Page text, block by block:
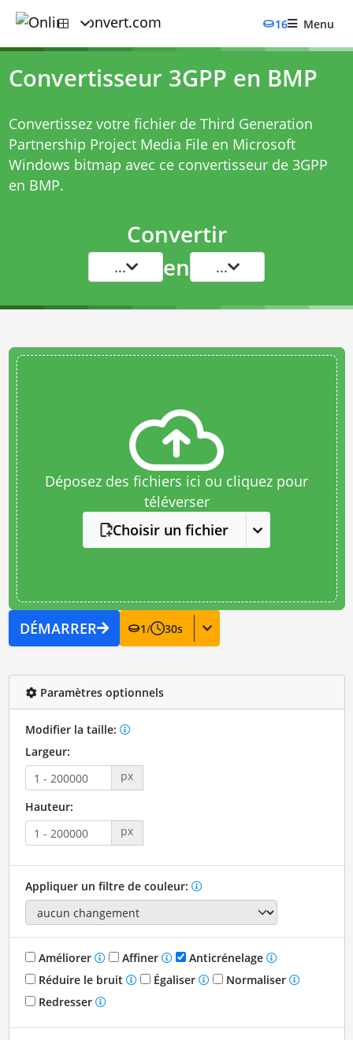
16 Menu
Convertisseur 3GPP en BMP
Convertissez votre fichier de Third Generation
Partnership Project Media File en Microsoft
Windows bitmap avec ce convertisseur de 3GPP
en BMP.
Convertir
... en ...
Déposez des fichiers ici ou cliquez pour
téléverser
Choisir un fichier
DÉMARRER 1/ 30s
Paramètres optionnels
Modifier la taille:
Largeur:
px
Hauteur:
px
Appliquer un filtre de couleur:
Améliorer Affiner
Anticrénelage
Réduire le bruit
Égaliser
Normaliser
Redresser